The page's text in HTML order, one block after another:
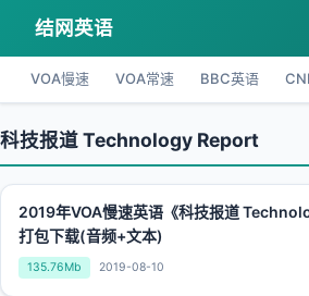
结网英语
VOA慢速 VOA常速 BBC英语
科技报道 Technology Report
2019年VOA慢速英语《科技报道
打包下载(音频+文本)
135.76Mb 2019-08-10